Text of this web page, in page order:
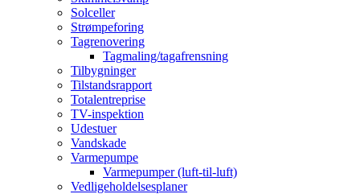
Solceller
Strømpeforing
Tagrenovering
Tagmaling/tagafrensning
Tilbygninger
Tilstandsrapport
Totalentreprise
TV-inspektion
Udestuer
Vandskade
Varmepumpe
Varmepumper (luft-til-luft)
Vedligeholdelsesplaner